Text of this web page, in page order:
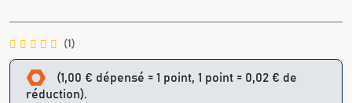
(1)
(1,00 € dépensé = 1 point, 1 point = 0,02 € de
réduction).